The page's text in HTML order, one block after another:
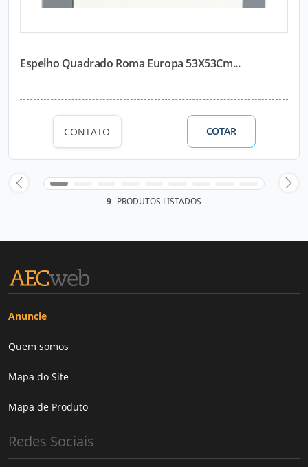
Espelho Quadrado Roma Europa 53X53Cm...
CONTATO COTAR
9 PRODUTOS LISTADOS
Anuncie
Quem somos
Mapa do Site
Mapa de Produto
Redes Sociais